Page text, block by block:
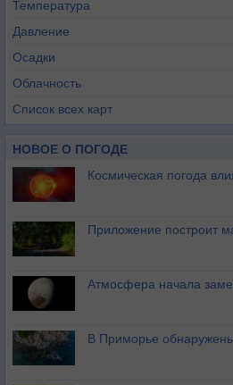
Температура
Давление
Осадки
Облачность
Список всех карт
НОВОЕ О ПОГОДЕ
Космическая погода
Приложение построит
Атмосфера начала
В Приморье